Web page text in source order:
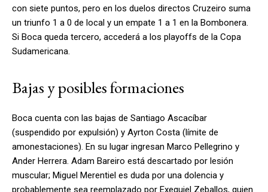
con siete puntos, pero en los duelos directos Cruzeiro suma
un triunfo 1 a 0 de local y un empate 1 a 1 en la Bombonera.
Si Boca queda tercero, accederá a los playoffs de la Copa
Sudamericana.
Bajas y posibles formaciones
Boca cuenta con las bajas de Santiago Ascacíbar
(suspendido por expulsión) y Ayrton Costa (límite de
amonestaciones). En su lugar ingresan Marco Pellegrino y
Ander Herrera. Adam Bareiro está descartado por lesión
muscular; Miguel Merentiel es duda por una dolencia y
probablemente sea reemplazado por Exequiel Zeballos, quien